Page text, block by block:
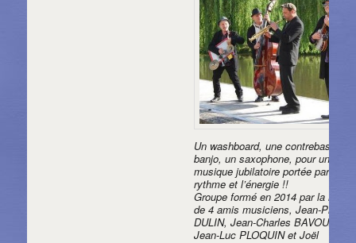
Un washboard, une contrebasse,
banjo, un saxophone, pour une
musique jubilatoire portée par le
rythme et l’énergie !!
Groupe formé en 2014 par la
de 4 amis musiciens, Jean-Pierre
DULIN, Jean-Charles BAVOUZET,
Jean-Luc PLOQUIN et Joël